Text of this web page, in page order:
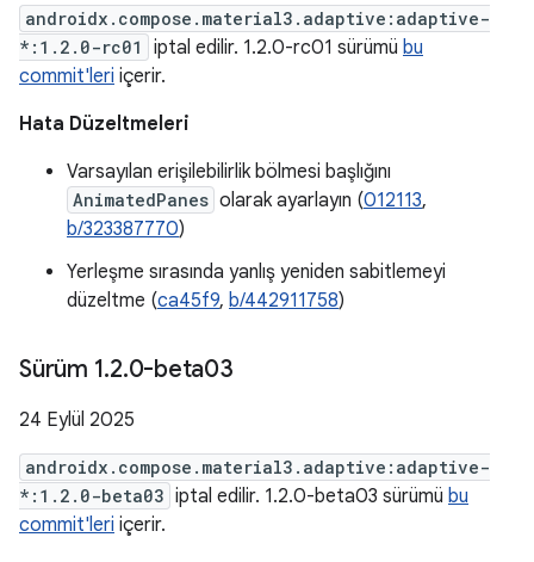
androidx.compose.material3.adaptive:adaptive-
*:1.2.0-rc01
iptal edilir. 1.2.0-rc01 sürümü bu
commit'leri içerir.
Hata Düzeltmeleri
Varsayılan erişilebilirlik bölmesi başlığını
AnimatedPanes olarak ayarlayın (012113,
b/323387770)
Yerleşme sırasında yanlış yeniden sabitlemeyi
düzeltme (ca45f9, b/442911758)
Sürüm 1.2.0-beta03
24 Eylül 2025
androidx.compose.material3.adaptive:adaptive-
*:1.2.0-beta03 iptal edilir. 1.2.0-beta03 sürümü bu
commit'leri içerir.